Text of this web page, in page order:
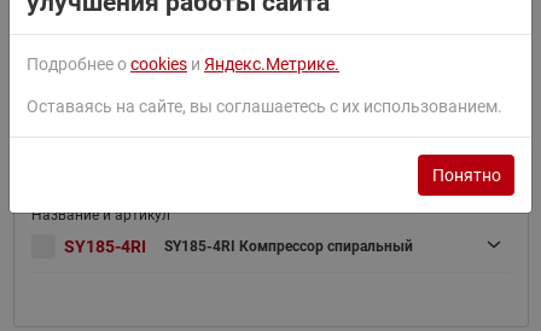
SY185-4RI SY185-4RI Компрессор спиральный
Подробнее оcookies и Яндекс.Метрике.
Оставаясь на сайте, вы соглашаетесь с их использованием.
Понятно